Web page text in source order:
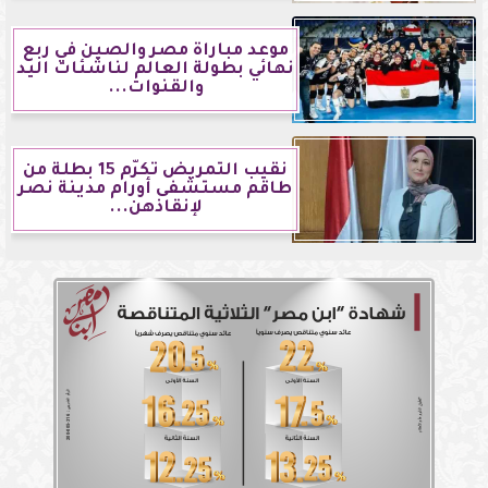
موعد مباراة مصر والصين في ربع
نهائي بطولة العالم لناشئات اليد
والقنوات...
نقيب التمريض تكرّم 15 بطلة من
طاقم مستشفى أورام مدينة نصر
لإنقاذهن...